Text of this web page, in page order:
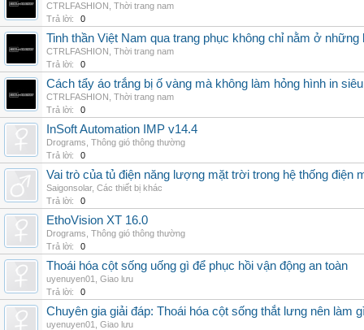
CTRLFASHION Thời trang nam
Trả lời:
0
Tinh thần Việt Nam qua trang phục không chỉ nằm ở
CTRLFASHION Thời trang nam
Trả lời:
0
Cách tẩy áo trắng bị ố vàng mà không làm hỏng hình in
CTRLFASHION Thời trang nam
Trả lời:
0
InSoft Automation IMP v14.4
Drograms Thông gió thông thường
Trả lời:
0
Vai trò của tủ điện năng lượng mặt trời trong hệ thống điện
Saigonsolar, Các thiết bị khác
Trả lời:
0
EthoVision XT 16.0
Drograms Thông gió thông thường
Trả lời:
0
Thoái hóa cột sống uống gì để phục hồi vận động an toàn
uyenuyen01
Giao lưu
Trả lời:
0
Chuyên gia giải đáp: Thoái hóa cột sống thắt lưng nên làm
uyenuyen01
Giao lưu